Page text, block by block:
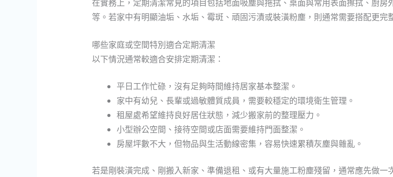
在實務上，定期清潔常見的項目包括地面吸塵與拖拭、桌面與常用表面擦拭、廚
等。若家中有明顯油垢、水垢、霉斑、頑固污漬或裝潢粉塵，則通常需要搭配更完
哪些家庭或空間特別適合定期清潔
以下情況通常較適合安排定期清潔：
平日工作忙碌，沒有足夠時間維持居家基本整潔。
家中有幼兒、長輩或過敏體質成員，需要較穩定的環境衛生管理。
租屋處希望維持良好居住狀態，減少搬家前的整理壓力。
小型辦公空間、接待空間或店面需要維持門面整潔。
房屋坪數不大，但物品與生活動線密集，容易快速累積灰塵與雜亂。
若是剛裝潢完成、剛搬入新家、準備退租、或有大量施工粉塵殘留，通常應先做一